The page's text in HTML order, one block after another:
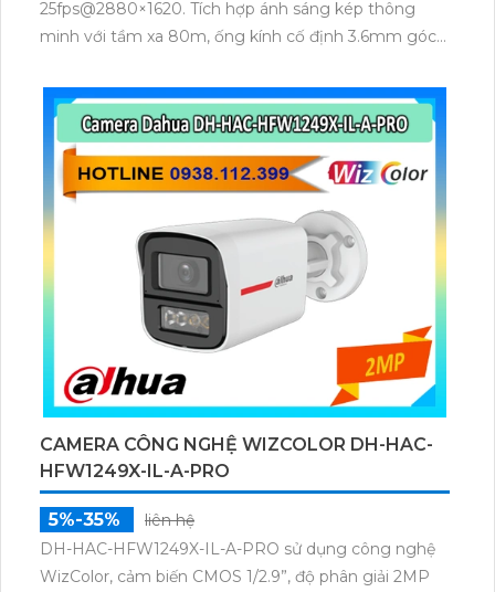
25fps@2880×1620. Tích hợp ánh sáng kép thông
minh với tầm xa 80m, ống kính cố định 3.6mm góc
thu âm và khả năng chuyển chế độ linh hoạt
CVI/TVI/AHD/Analog.
CAMERA CÔNG NGHỆ WIZCOLOR DH-HAC-
HFW1249X-IL-A-PRO
5%-35%
liên hệ
DH-HAC-HFW1249X-IL-A-PRO sử dụng công nghệ
WizColor, cảm biến CMOS 1/2.9”, độ phân giải 2MP